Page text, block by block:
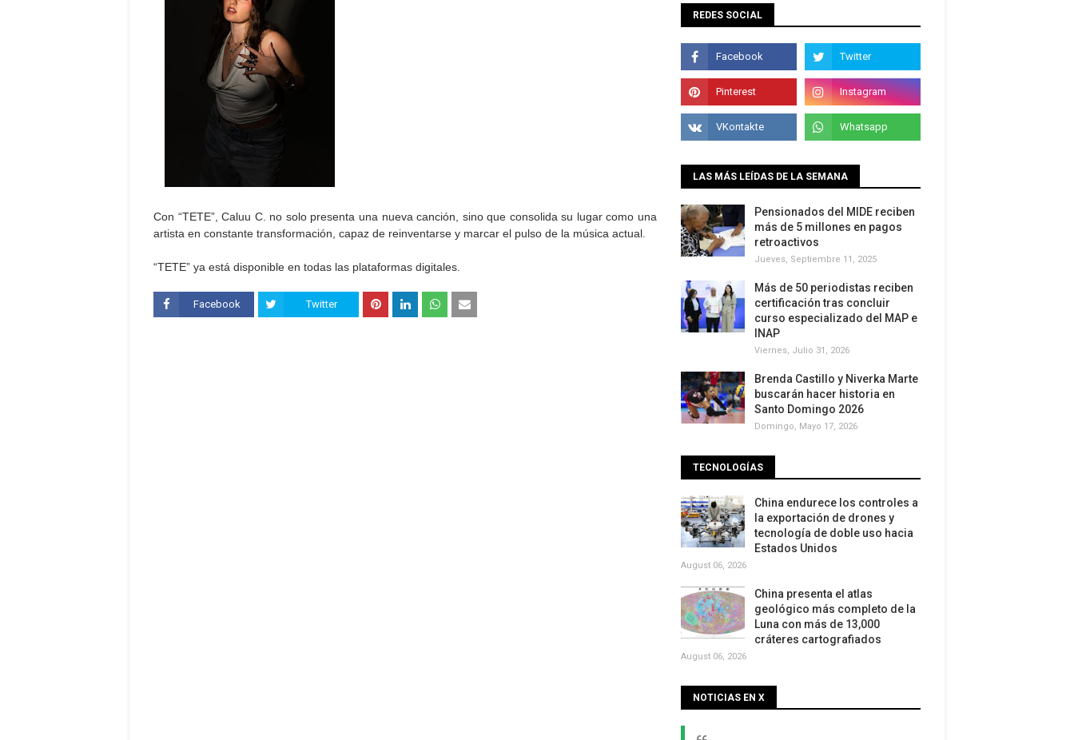
Con “TETE”, Caluu C. no solo presenta una nueva canción, sino que consolida su lugar como una
artista en constante transformación, capaz de reinventarse y marcar el pulso de la música actual.
“TETE” ya está disponible en todas las plataformas digitales.
Facebook Twitter
REDES SOCIAL
LAS MÁS LEÍDAS DE LA SEMANA
Pensionados del MIDE reciben
más de 5 millones en pagos
retroactivos
Jueves, Septiembre 11, 2025
Más de 50 periodistas reciben
certificación tras concluir
curso especializado del MAP e
INAP
Viernes, Julio 31, 2026
Brenda Castillo y Niverka Marte
buscarán hacer historia en
Santo Domingo 2026
Domingo, Mayo 17, 2026
TECNOLOGÍAS
China endurece los controles a
la exportación de drones y
tecnología de doble uso hacia
Estados Unidos
August 06, 2026
China presenta el atlas
geológico más completo de la
Luna con más de 13,000
cráteres cartografiados
August 06, 2026
NOTICIAS EN X